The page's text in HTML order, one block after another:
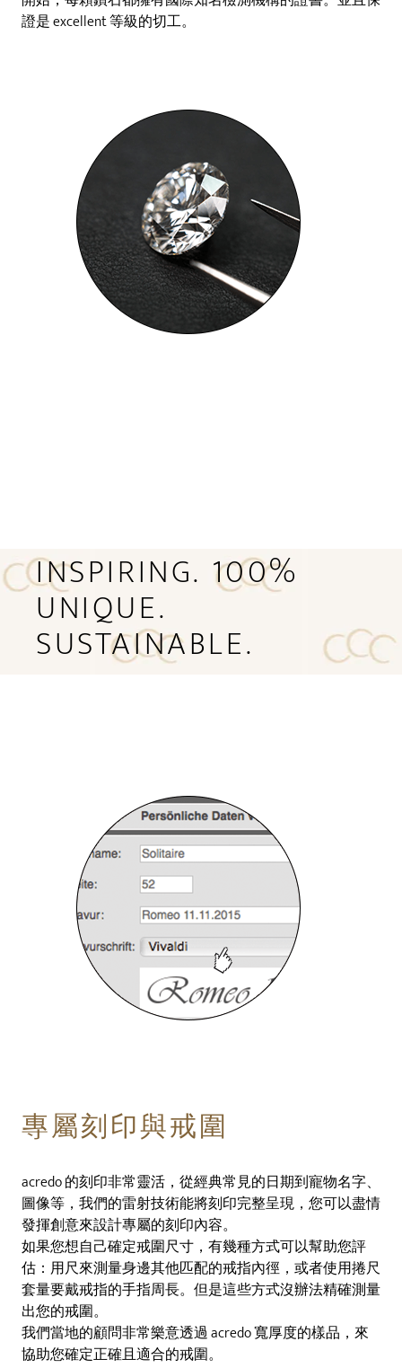
證是 excellent 等級的切工。
INSPIRING. 100%
UNIQUE.
SUSTAINABLE.
專屬刻印與戒圍
acredo 的刻印非常靈活，從經典常見的日期到寵物名字、
圖像等，我們的雷射技術能將刻印完整呈現，您可以盡情
發揮創意來設計專屬的刻印內容。
如果您想自己確定戒圍尺寸，有幾種方式可以幫助您評
估：用尺來測量身邊其他匹配的戒指內徑，或者使用捲尺
套量要戴戒指的手指周長。但是這些方式沒辦法精確測量
出您的戒圍。
我們當地的顧問非常樂意透過 acredo 寬厚度的樣品，來
協助您確定正確且適合的戒圍。